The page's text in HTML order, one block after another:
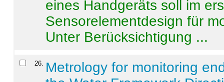
eines Handgeräts soll im
Sensorelementdesign für
Unter Berücksichtigung ...
26. Metrology for monitoring